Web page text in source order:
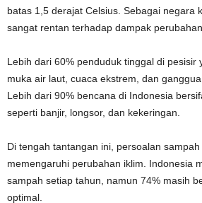
batas 1,5 derajat Celsius. Sebagai negara
sangat rentan terhadap dampak perubahan
Lebih dari 60% penduduk tinggal di pesisir
muka air laut, cuaca ekstrem, dan
Lebih dari 90% bencana di Indonesia
seperti banjir, longsor, dan kekeringan.
Di tengah tantangan ini, persoalan
memengaruhi perubahan iklim. Indonesia
sampah setiap tahun, namun 74% masih
optimal.